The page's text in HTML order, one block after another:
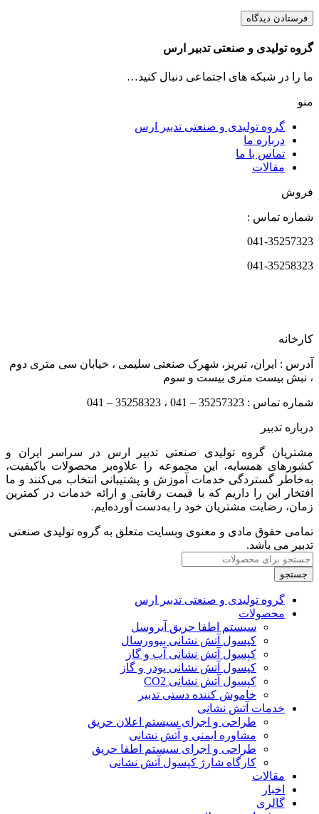
گروه تولیدی و صنعتی تدبیر ارس
ما را در شبکه های اجتماعی دنبال کنید…
منو
گروه تولیدی و صنعتی تدبیر ارس
درباره ما
تماس با ما
مقالات
فروش
شماره تماس :
041-35257323
041-35258323
کارخانه
آدرس : ایران، تبریز، شهرک صنعتی سلیمی ، خیابان سی متری دوم
، نبش بیست متری بیست و سوم
شماره تماس : 35257323 – 041 ، 35258323 – 041
درباره تدبیر
مشتریان گروه تولیدی صنعتی تدبیر ارس در سراسر ایران و
کشورهای همسایه، این مجموعه را علاوه‌بر محصولات باکیفیت،
به‌خاطر گستردگی خدمات آموزش و پشتیبانی انتخاب می‌کنند و ما
افتخار این را داریم که با قیمت رقابتی و ارائه خدمات در کمترین
زمان، رضایت مشتریان خود را به‌دست آورده‌ایم.
تمامی حقوق مادی و معنوی وبسایت متعلق به گروه تولیدی صنعتی
تدبیر می باشد.
جستجو
گروه تولیدی و صنعتی تدبیر ارس
محصولات
سیستم اطفا حریق آیروسل
کپسول آتش نشانی بیوورسال
کپسول آتش نشانی آب و گاز
کپسول آتش نشانی پودر و گاز
کپسول آتش نشانی CO2
خاموش کننده‌ دستی تدبیر
خدمات آتش نشانی
طراحی و اجرای سیستم اعلان حریق
مشاوره ایمنی و آتش نشانی
طراحی و اجرای سیستم اطفا حریق
کارگاه شارژ کپسول آتش نشانی
مقالات
اخبار
گالری